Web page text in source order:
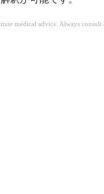
medical advice. Always